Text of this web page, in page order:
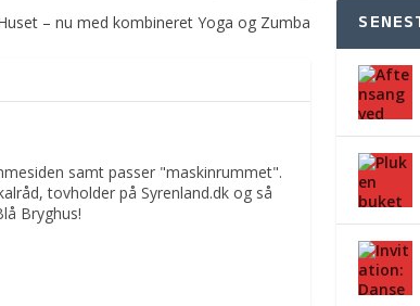
– nu med kombineret Yoga og Zumba
samt passer "maskinrummet".
tovholder på Syrenland.dk og så
Bryghus!